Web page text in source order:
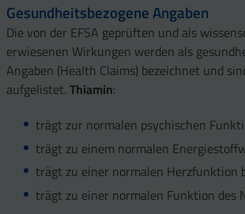
Gesundheitsbezogene Angaben
Die von der EFSA geprüften und als
erwiesenen Wirkungen werden als
Angaben (Health Claims) bezeichnet und
aufgelistet. Thiamin:
trägt zur normalen psychischen
trägt zu einem normalen
trägt zu einer normalen Herzfunktion
trägt zu einer normalen Funktion des